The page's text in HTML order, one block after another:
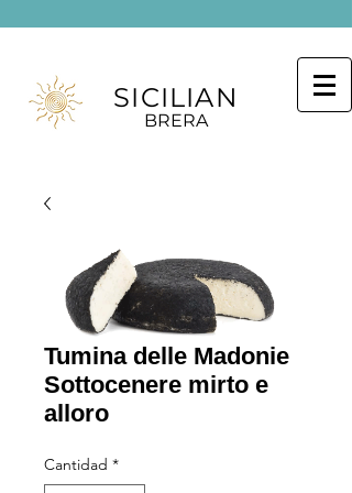
SICILIAN
BRERA
Tumina delle Madonie
Sottocenere mirto e
alloro
Cantidad *